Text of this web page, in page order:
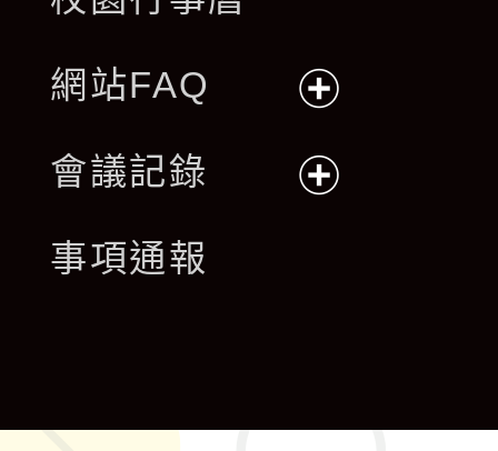
網站FAQ
開
會議記錄
單
事項通報